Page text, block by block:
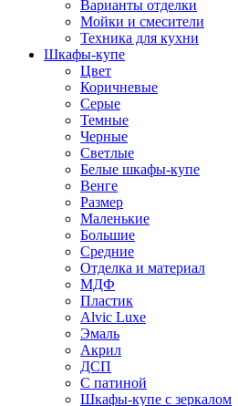
Варианты отделки
Мойки и смесители
Техника для кухни
Шкафы-купе
Цвет
Коричневые
Серые
Темные
Черные
Светлые
Белые шкафы-купе
Венге
Размер
Маленькие
Большие
Средние
Отделка и материал
МДФ
Пластик
Alvic Luxe
Эмаль
Акрил
ДСП
С патиной
Шкафы-купе с зеркалом